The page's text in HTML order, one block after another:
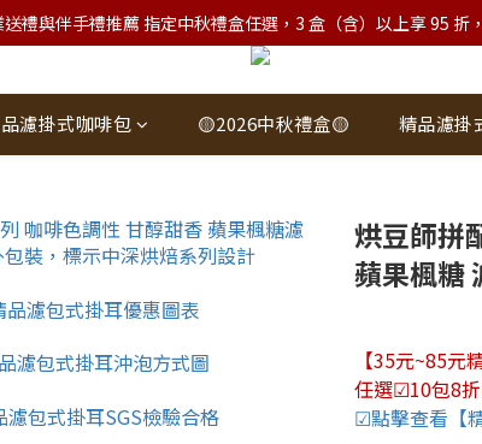
禮與伴手禮推薦 指定中秋禮盒任選，3 盒（含）以上享 95 折
濾掛式咖啡包 🟡2026中秋禮盒🟡 精品濾掛
烘豆師拼
蘋果楓糖
【35元~85元
任選☑10包8
☑點擊查看【